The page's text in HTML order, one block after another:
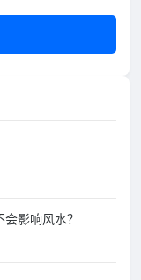
影响风水？